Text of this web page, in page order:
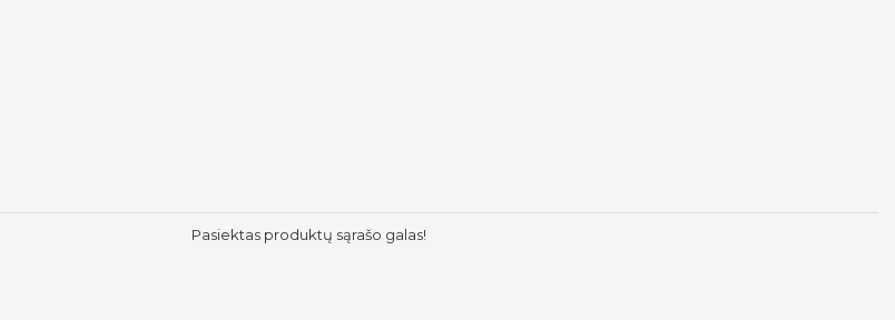
Pasiektas produktų sąrašo galas!